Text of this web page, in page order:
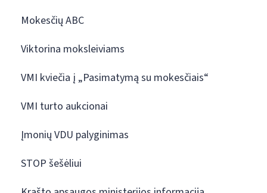
Mokesčių ABC
Viktorina moksleiviams
VMI kviečia į „Pasimatymą su mokesčiais“
VMI turto aukcionai
Įmonių VDU palyginimas
STOP šešėliui